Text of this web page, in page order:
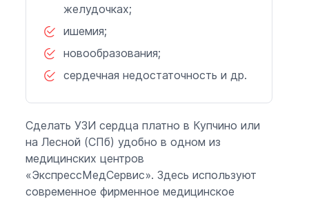
желудочках;
ишемия;
новообразования;
сердечная недостаточность и др.
Сделать УЗИ сердца платно в Купчино или
на Лесной (СПб) удобно в одном из
медицинских центров
«ЭкспрессМедСервис». Здесь используют
современное фирменное медицинское